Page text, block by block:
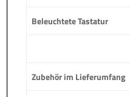
Beleuchtete Tastatur
Zubehör im Lieferumfang